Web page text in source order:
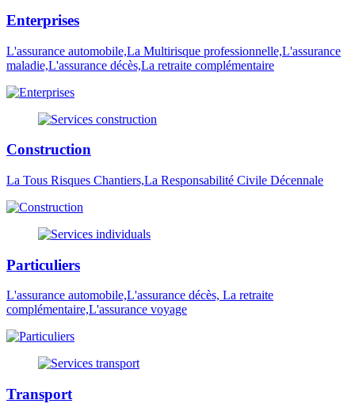
Enterprises
L'assurance automobile,La Multirisque professionnelle,L'assurance
maladie,L'assurance décès,La retraite complémentaire
Construction
La Tous Risques Chantiers,La Responsabilité Civile Décennale
Particuliers
L'assurance automobile,L'assurance décès, La retraite
complémentaire,L'assurance voyage
Transport